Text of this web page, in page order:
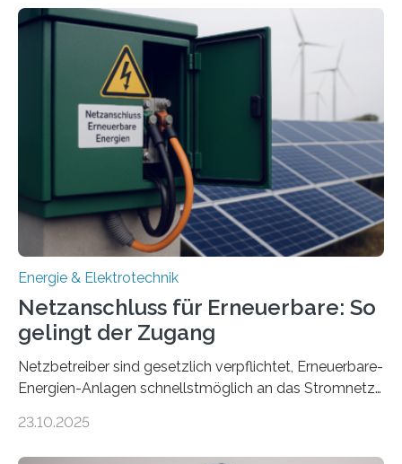
Quartieren“ eingeworben. Ziel des Projekts ist die
Entwicklung, Erprobung und Demonstration von
Konzepten zur langfristigen Energiespeicherung in
sektorübergreifend vernetzten Energiesystemen. Das
Projekt startete am 15. Oktober 2025, hat eine Laufzeit
von drei Jahren und ein Gesamtvolumen von rund 2,9
Millionen Euro, wovon 2,6 Millionen Euro durch das
Ministerium für Umwelt, Klima und…
Energie & Elektrotechnik
Netzanschluss für Erneuerbare: So
gelingt der Zugang
Netzbetreiber sind gesetzlich verpflichtet, Erneuerbare-
Energien-Anlagen schnellstmöglich an das Stromnetz
ermöglichen. Doch der dafür nötige Netzausbau hinkt
23.10.2025